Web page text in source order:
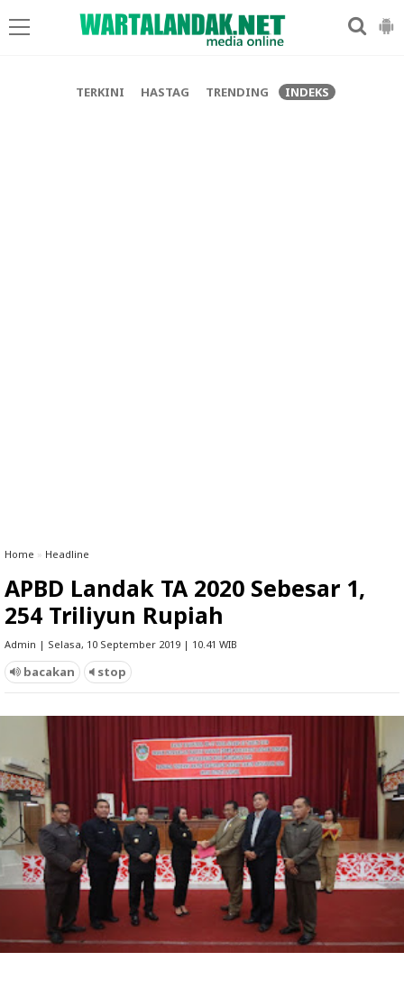
TERKINI HASTAG TRENDING INDEKS
Home » Headline
APBD Landak TA 2020 Sebesar 1,
254 Triliyun Rupiah
Admin | Selasa, 10 September 2019 | 10.41 WIB
bacakan stop